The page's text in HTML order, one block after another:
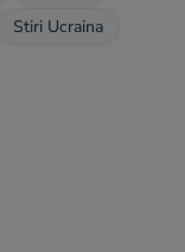
Stiri Ucraina